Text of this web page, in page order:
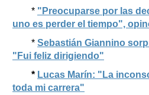
* "Preocuparse por las
uno es perder el tiempo",
* Sebastián Giannino
"Fui feliz dirigiendo"
* Lucas Marín: "La
toda mi carrera"